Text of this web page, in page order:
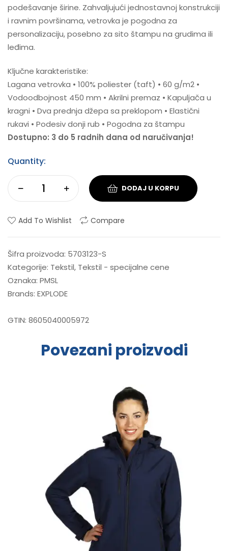
podešavanje širine. Zahvaljujući jednostavnoj konstrukciji
i ravnim površinama, vetrovka je pogodna za
personalizaciju, posebno za sito štampu na grudima ili
leđima.
Ključne karakteristike:
Lagana vetrovka • 100% poliester (taft) • 60 g/m2 •
Vodoodbojnost 450 mm • Akrilni premaz • Kapuljača u
kragni • Dva prednja džepa sa preklopom • Elastični
rukavi • Podesiv donji rub • Pogodna za štampu
Dostupno: 3 do 5 radnih dana od naručivanja!
Quantity:
DODAJ U KORPU
Add To Wishlist Compare
Šifra proizvoda: 5703123-S
Kategorije: Tekstil, Tekstil - specijalne cene
Oznaka: PMSL
Brands: EXPLODE
GTIN: 8605040005972
Povezani proizvodi